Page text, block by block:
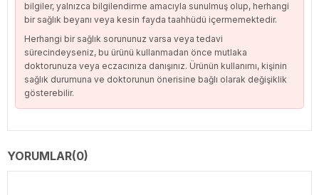
bilgiler, yalnızca bilgilendirme amacıyla sunulmuş olup, herhangi
bir sağlık beyanı veya kesin fayda taahhüdü içermemektedir.
Herhangi bir sağlık sorununuz varsa veya tedavi
sürecindeyseniz, bu ürünü kullanmadan önce mutlaka
doktorunuza veya eczacınıza danışınız. Ürünün kullanımı, kişinin
sağlık durumuna ve doktorunun önerisine bağlı olarak değişiklik
gösterebilir.
YORUMLAR(0)